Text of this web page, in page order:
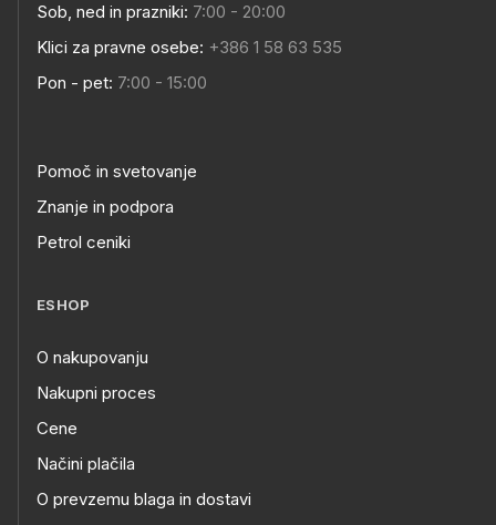
Sob, ned in prazniki: 7:00 - 20:00
Klici za pravne osebe: +386 1 58 63 535
Pon - pet: 7:00 - 15:00
Pomoč in svetovanje
Znanje in podpora
Petrol ceniki
ESHOP
O nakupovanju
Nakupni proces
Cene
Načini plačila
O prevzemu blaga in dostavi